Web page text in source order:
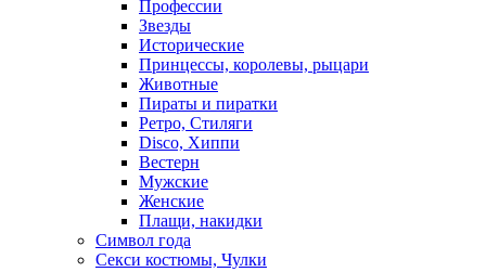
Профессии
Звезды
Исторические
Принцессы, королевы, рыцари
Животные
Пираты и пиратки
Ретро, Стиляги
Disco, Хиппи
Вестерн
Мужские
Женские
Плащи, накидки
Символ года
Секси костюмы, Чулки